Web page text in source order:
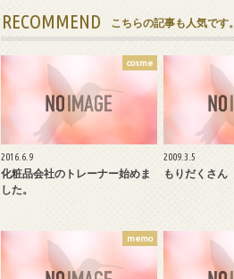
RECOMMEND こちらの記事も人気です。
cosme
2016.6.9
化粧品会社のトレーナー始めま
した。
2009.3.5
もりだくさん
memo